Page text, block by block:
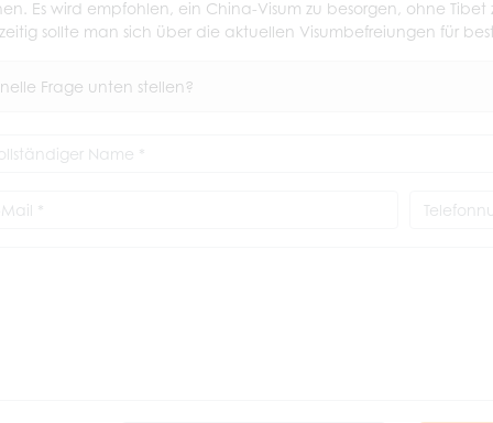
Es wird empfohlen, ein China-Visum zu besorgen, ohne
sollte man sich über die aktuellen Visumbefreiungen für
Frage unten stellen?